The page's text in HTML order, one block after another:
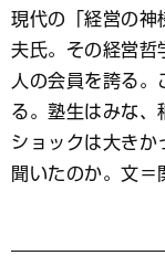
な
ブ
ッ
ク
マ
ー
ク
現代の「経営の神
夫氏。その経営
人の会員を誇る
る。塾生はみな、
ショックは大きか
聞いたのか。文＝